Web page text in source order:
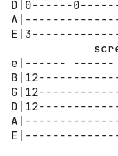
D|0------
e|------ ------